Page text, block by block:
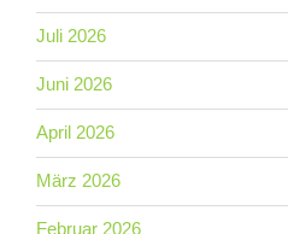
Juli 2026
Juni 2026
April 2026
März 2026
Februar 2026